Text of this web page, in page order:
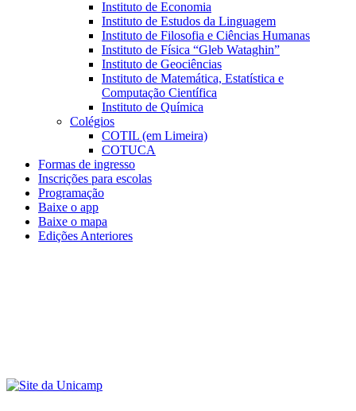
Instituto de Economia
Instituto de Estudos da Linguagem
Instituto de Filosofia e Ciências Humanas
Instituto de Física “Gleb Wataghin”
Instituto de Geociências
Instituto de Matemática, Estatística e
Computação Científica
Instituto de Química
Colégios
COTIL (em Limeira)
COTUCA
Formas de ingresso
Inscrições para escolas
Programação
Baixe o app
Baixe o mapa
Edições Anteriores